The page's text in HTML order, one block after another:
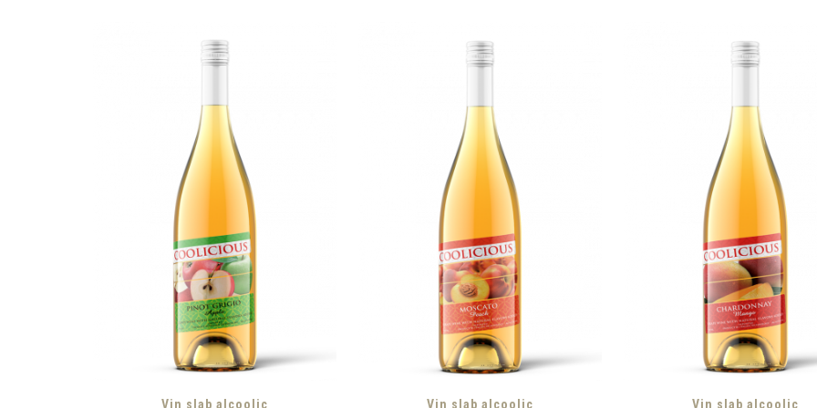
Vin slab alcoolic Vin slab alcoolic Vin slab alcoolic